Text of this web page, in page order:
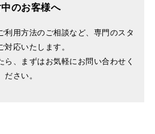
のお客様へ
利用方法のご相談など、専門のスタ
対応いたします。
ら、まずはお気軽にお問い合わせく
ださい。